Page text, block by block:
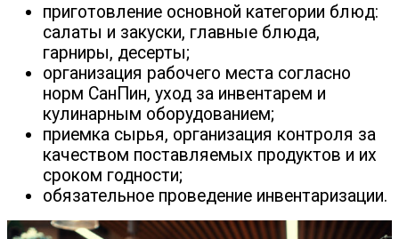
приготовление основной категории блюд:
салаты и закуски, главные блюда,
гарниры, десерты;
организация рабочего места согласно
норм СанПин, уход за инвентарем и
кулинарным оборудованием;
приемка сырья, организация контроля за
качеством поставляемых продуктов и их
сроком годности;
обязательное проведение инвентаризации.